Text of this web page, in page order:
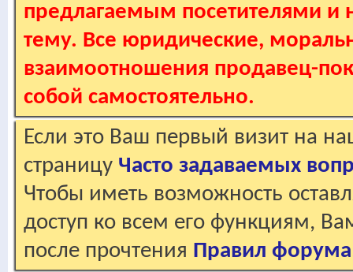
предлагаемым посетителями и
тему. Все юридические,
взаимоотношения продавец-
собой самостоятельно.
Если это Ваш первый визит на
страницу Часто задаваемых
Чтобы иметь возможность
доступ ко всем его функциям,
после прочтения Правил форума